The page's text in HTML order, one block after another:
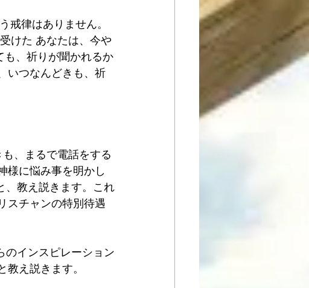
戒律はありません。
けた あなたは、今や
も、祈りが聞かれるか
いつなんどきも、祈
、まるで電話をする
様に悩み事を明かし
、教え説きます。これ
スチャンの特別待遇
のインスピレーション
え説きます。